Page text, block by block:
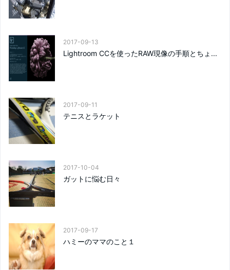
2017-09-13
Lightroom CCを使ったRAW現像の手順とちょ...
2017-09-11
テニスとラケット
2017-10-04
ガットに悩む日々
2017-09-17
ハミーのママのこと１